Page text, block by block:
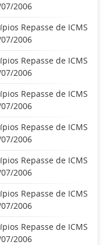
2006
Repasse de ICMS
2006
Repasse de ICMS
2006
Repasse de ICMS
2006
Repasse de ICMS
2006
Repasse de ICMS
2006
Repasse de ICMS
2006
Repasse de ICMS
2006